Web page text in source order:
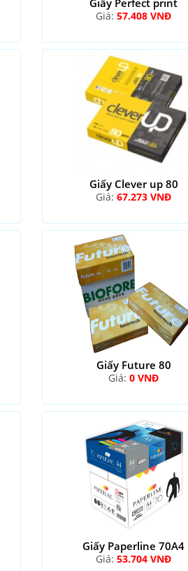
Giấy Perfect print
Giá:57.408 VNĐ
Giấy Clever up 80
Giá:67.273 VNĐ
Giấy Future 80
Giá:0 VNĐ
Giấy Paperline 70A4
Giá:53.704 VNĐ